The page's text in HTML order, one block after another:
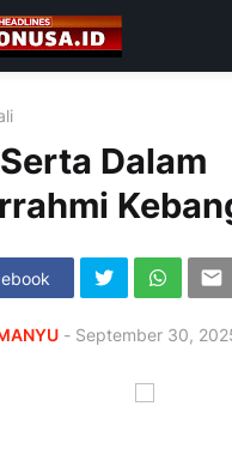
Dalam
- September 30,